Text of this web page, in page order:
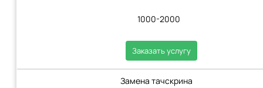
1000-2000
Заказать услугу
Замена тачскрина